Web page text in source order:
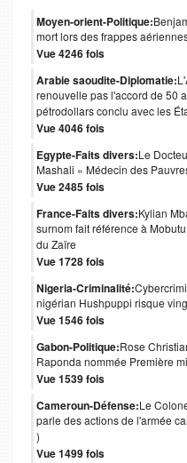
Moyen-orient-Politique:
mort lors des frappes
Vue 4246 fois
Arabie saoudite-Diplomatie:
renouvelle pas l'accord de 50
pétrodollars conclu avec les
Vue 4046 fois
Egypte-Faits divers:Le
Mashali « Médecin des
Vue 2485 fois
France-Faits divers:Kylian
surnom fait référence à
du Zaïre
Vue 1728 fois
Nigeria-Criminalité:
nigérian Hushpuppi risque
Vue 1546 fois
Gabon-Politique:Rose
Raponda nommée Première
Vue 1539 fois
Cameroun-Défense:Le
parle des actions de l'armée
)
Vue 1499 fois